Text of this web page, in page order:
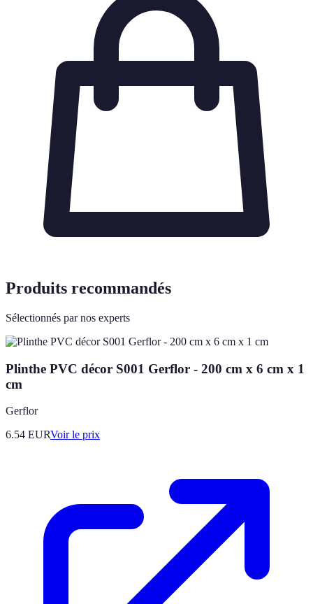
Produits recommandés
Sélectionnés par nos experts
Plinthe PVC décor S001 Gerflor - 200 cm x 6 cm x 1
cm
Gerflor
6.54 EURVoir le prix